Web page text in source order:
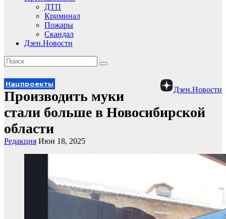
ДТП
Криминал
Пожары
Скандал
Дзен.Новости
Дзен.Новости
Нацпроекты
Производить муки
стали больше в Новосибирской
области
Редакция Июн 18, 2025